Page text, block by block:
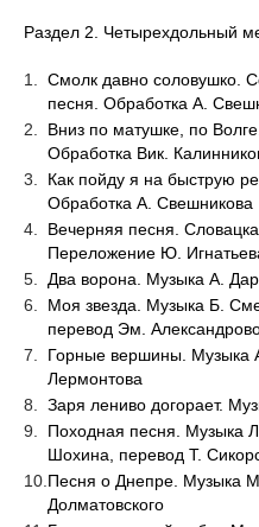
Раздел 2. Четырехдольный
Смолк давно соловушко.
песня. Обработка А.
Вниз по матушке, по
Обработка Вик.
Как пойду я на быструю
Обработка А. Свешникова
Вечерняя песня.
Переложение Ю.
Два ворона. Музыка А.
Моя звезда. Музыка Б.
перевод Эм.
Горные вершины. Музыка
Лермонтова
Заря лениво догорает.
Походная песня. Музыка
Шохина, перевод Т.
Песня о Днепре. Музыка
Долматовского